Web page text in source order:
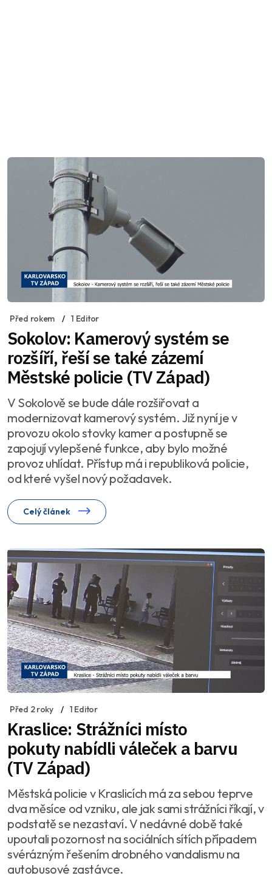
Před rokem 1 Editor
Sokolov: Kamerový systém se
rozšíří, řeší se také zázemí
Městské policie (TV Západ)
V Sokolově se bude dále rozšiřovat a
modernizovat kamerový systém. Již nyní je v
provozu okolo stovky kamer a postupně se
zapojují vylepšené funkce, aby bylo možné
provoz uhlídat. Přístup má i republiková policie,
od které vyšel nový požadavek.
Celý článek
Před 2 roky 1 Editor
Kraslice: Strážníci místo
pokuty nabídli váleček a barvu
(TV Západ)
Městská policie v Kraslicích má za sebou teprve
dva měsíce od vzniku, ale jak sami strážníci říkají, v
podstatě se nezastaví. V nedávné době také
upoutali pozornost na sociálních sítích případem
svérázným řešením drobného vandalismu na
autobusové zastávce.